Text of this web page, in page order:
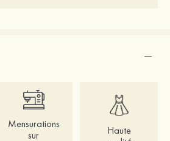
Mensurations
sur
Haute